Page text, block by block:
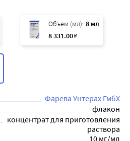
Объем (мл): 8 мл
8 331.00₽
Фарева Унтерах ГмбХ
флакон
концентрат для приготовления
раствора
10 мг/мл